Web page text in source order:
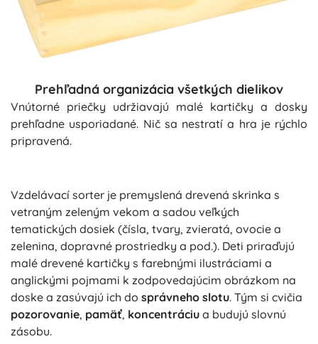
Prehľadná organizácia všetkých dielikov
Vnútorné priečky udržiavajú malé kartičky a dosky
prehľadne usporiadané. Nič sa nestratí a hra je rýchlo
pripravená.
Vzdelávací sorter je premyslená drevená skrinka s
vetraným zeleným vekom a sadou veľkých
tematických dosiek (čísla, tvary, zvieratá, ovocie a
zelenina, dopravné prostriedky a pod.). Deti priraďujú
malé drevené kartičky s farebnými ilustráciami a
anglickými pojmami k zodpovedajúcim obrázkom na
doske a zasúvajú ich do správneho slotu. Tým si cvičia
pozorovanie, pamäť, koncentráciu a budujú slovnú
zásobu.